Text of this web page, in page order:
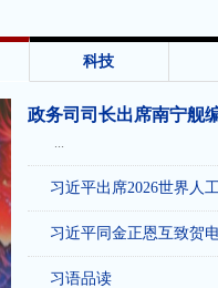
科技
政务司司长出席南宁舰
习近平出席2026世界人
习近平同金正恩互致贺
习语品读